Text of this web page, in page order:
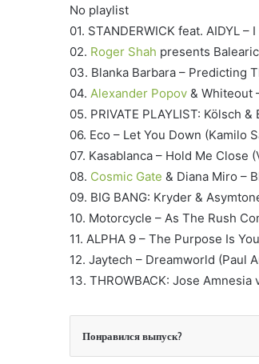
No playlist
01. STANDERWICK feat. AIDYL
02. Roger Shah presents
03. Blanka Barbara – Predicting
04. Alexander Popov & Whiteout
05. PRIVATE PLAYLIST: Kölsch
06. Eco – Let You Down (Kamilo
07. Kasablanca – Hold Me Close
08. Cosmic Gate & Diana Miro –
09. BIG BANG: Kryder &
10. Motorcycle – As The Rush
11. ALPHA 9 – The Purpose Is
12. Jaytech – Dreamworld (Paul
13. THROWBACK: Jose
Понравился выпуск?